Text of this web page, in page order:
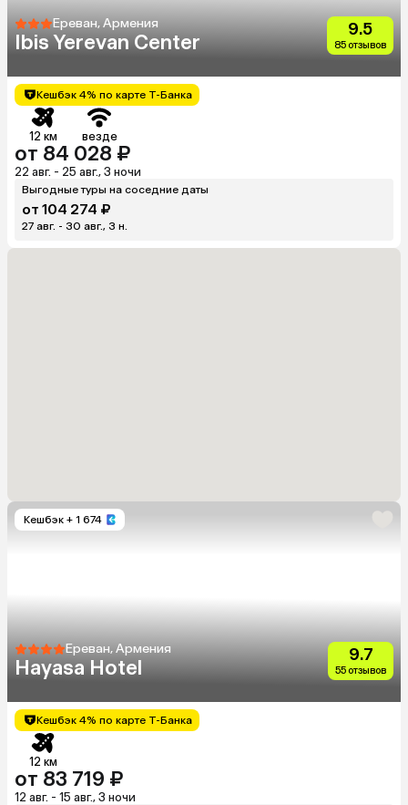
Ереван, Армения
Ibis Yerevan Center
9.5
85 отзывов
Кешбэк 4% по карте Т-Банка
12 км везде
от 84 028 ₽
22 авг. - 25 авг., 3 ночи
Выгодные туры на соседние даты
от 104 274 ₽
27 авг. - 30 авг., 3 н.
Кешбэк + 1 674
Ереван, Армения
Hayasa Hotel
9.7
55 отзывов
Кешбэк 4% по карте Т-Банка
12 км
от 83 719 ₽
12 авг. - 15 авг., 3 ночи